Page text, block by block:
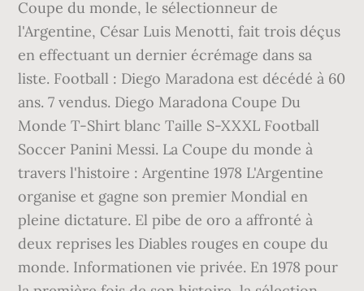
Coupe du monde, le sélectionneur de
l'Argentine, César Luis Menotti, fait trois déçus
en effectuant un dernier écrémage dans sa
liste. Football : Diego Maradona est décédé à 60
ans. 7 vendus. Diego Maradona Coupe Du
Monde T-Shirt blanc Taille S-XXXL Football
Soccer Panini Messi. La Coupe du monde à
travers l'histoire : Argentine 1978 L'Argentine
organise et gagne son premier Mondial en
pleine dictature. El pibe de oro a affronté à
deux reprises les Diables rouges en coupe du
monde. Informationen vie privée. En 1978 pour